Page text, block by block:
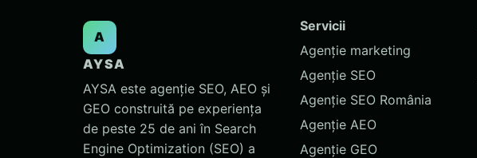
A
AYSA
AYSA este agenție SEO, AEO și
GEO construită pe experiența
de peste 25 de ani în Search
Engine Optimization (SEO) a
Servicii
Agenție marketing
Agenție SEO
Agenție SEO România
Agenție AEO
Agenție GEO